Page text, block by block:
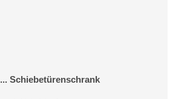
... Schiebetürenschrank